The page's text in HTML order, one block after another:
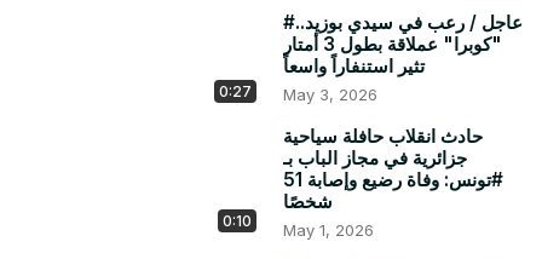
0:27
#عاجل / رعب في سيدي بوزيد..
"كوبرا" عملاقة بطول 3 أمتار
تثير استنفاراً واسعاً
May 3, 2026
0:10
حادث انقلاب حافلة سياحية
جزائرية في مجاز الباب بـ
#تونس: وفاة رضيع وإصابة 51
شخصًا
May 1, 2026